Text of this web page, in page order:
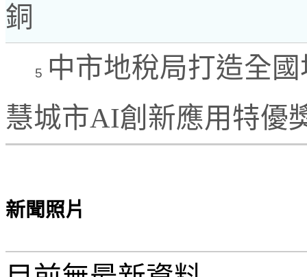
銅
5 中市地稅局打造全
慧城市AI創新應用特優
新聞照片